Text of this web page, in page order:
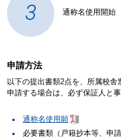
3 通称名使用開始
申請方法
以下の提出書類2点を、所属校舎
申請する場合は、必ず保証人と
通称名使用願
必要書類（戸籍抄本等、申